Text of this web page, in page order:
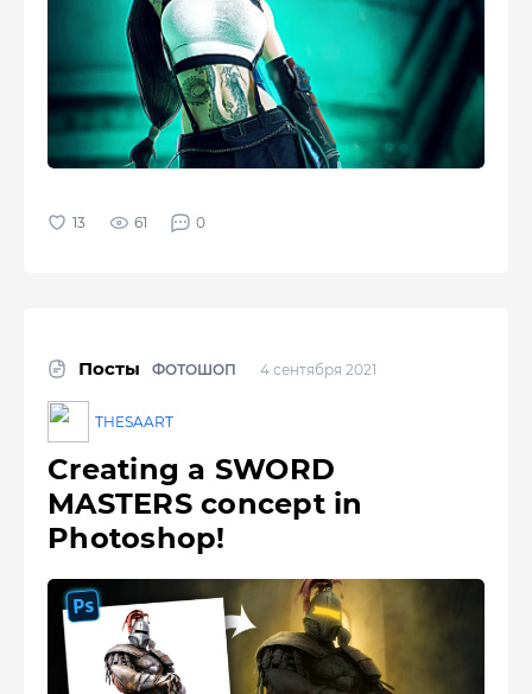
61 0
Посты ФОТОШОП 4 сентября 2021
THESAART
Creating a SWORD
MASTERS concept in
Photoshop!